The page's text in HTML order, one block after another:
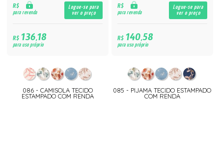
R$
para revenda
Logue-se para
ver o preço
R$136,18
para uso próprio
086 - CAMISOLA TECIDO
ESTAMPADO COM RENDA
R$
para revenda
Logue-se para
ver o preço
R$140,58
para uso próprio
085 - PIJAMA TECIDO ESTAMPADO
COM RENDA